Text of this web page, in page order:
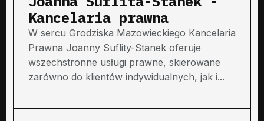
Kancelaria prawna
W sercu Grodziska Mazowieckiego Kancelaria
Prawna Joanny Suflity-Stanek oferuje
wszechstronne usługi prawne, skierowane
zarówno do klientów indywidualnych, jak i...